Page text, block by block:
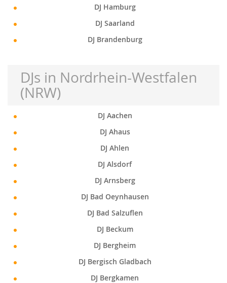
DJ Hamburg
DJ Saarland
DJ Brandenburg
DJs in Nordrhein-Westfalen
(NRW)
DJ Aachen
DJ Ahaus
DJ Ahlen
DJ Alsdorf
DJ Arnsberg
DJ Bad Oeynhausen
DJ Bad Salzuflen
DJ Beckum
DJ Bergheim
DJ Bergisch Gladbach
DJ Bergkamen